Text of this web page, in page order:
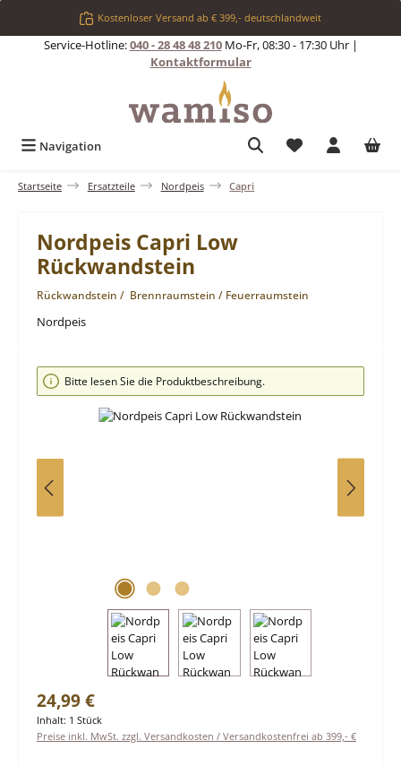
Zum Hauptinhalt springenKostenloser Versand ab € 399,- deutschlandweit
Service-Hotline:040 - 28 48 48 210Mo-Fr, 08:30 - 17:30 Uhr |
Kontaktformular
Navigation Du hast 0
Startseite Ersatzteile Nordpeis Capri
Nordpeis Capri Low
Rückwandstein
Rückwandstein / Brennraumstein / Feuerraumstein
Nordpeis
Bildergalerie überspringen
Bitte lesen Sie die Produktbeschreibung.
Regulärer Preis:
24,99 €
Inhalt: 1 Stück
Preise inkl. MwSt. zzgl. Versandkosten / Versandkostenfrei ab 399,- €